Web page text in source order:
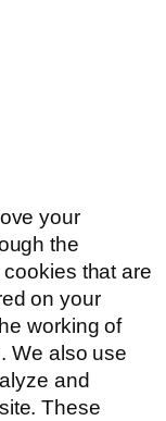
your
the
that are
on your
working of
We also use
and
These